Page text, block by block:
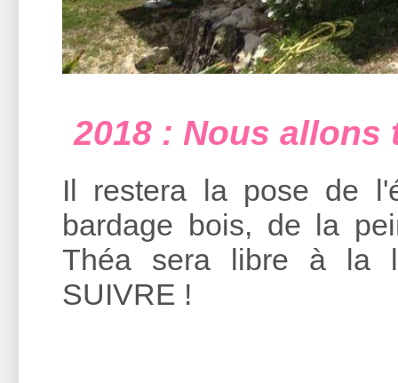
2018 : Nous
Il restera la pose de
bardage bois, de la
Théa sera libre à la
SUIVRE !